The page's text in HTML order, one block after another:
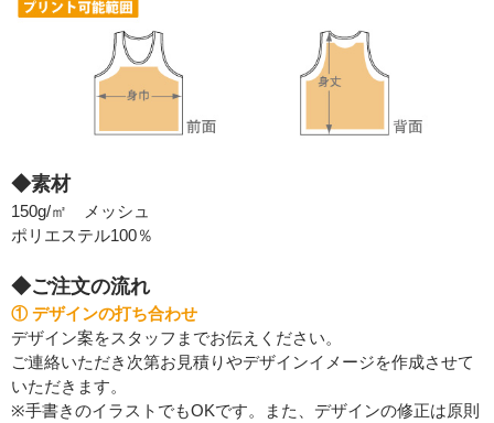
◆素材
150g/㎡ メッシュ
ポリエステル100％
◆ご注文の流れ
① デザインの打ち合わせ
デザイン案をスタッフまでお伝えください。
ご連絡いただき次第お見積りやデザインイメージを作成させて
いただきます。
※手書きのイラストでもOKです。また、デザインの修正は原則